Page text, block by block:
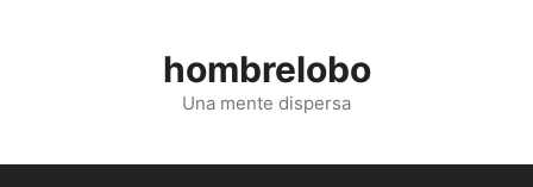
hombrelobo
Una mente dispersa